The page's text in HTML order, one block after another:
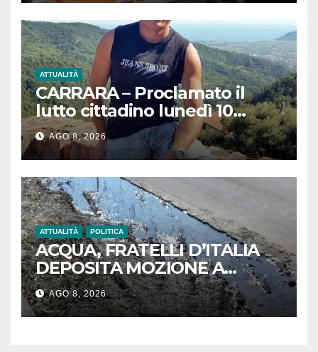
ATTUALITÀ
CARRARA – Proclamato il
lutto cittadino lunedì 10
agosto in concomitanza con
le esequie di Aldo Gullotti
AGO 8, 2026
ATTUALITÀ POLITICA
ACQUA, FRATELLI D’ITALIA
DEPOSITA MOZIONE A
MASSA: “BASTA SPRECHI.
GAIA RIPARI LE PERDITE
STRADALI ENTRO 24 ORE”
AGO 8, 2026